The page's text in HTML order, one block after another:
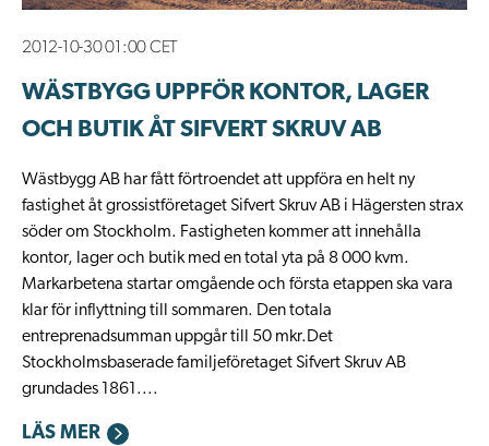
2012-10-30 01:00 CET
WÄSTBYGG UPPFÖR KONTOR, LAGER
OCH BUTIK ÅT SIFVERT SKRUV AB
Wästbygg AB har fått förtroendet att uppföra en helt ny
fastighet åt grossistföretaget Sifvert Skruv AB i Hägersten strax
söder om Stockholm. Fastigheten kommer att innehålla
kontor, lager och butik med en total yta på 8 000 kvm.
Markarbetena startar omgående och första etappen ska vara
klar för inflyttning till sommaren. Den totala
entreprenadsumman uppgår till 50 mkr.Det
Stockholmsbaserade familjeföretaget Sifvert Skruv AB
grundades 1861....
LÄS MER